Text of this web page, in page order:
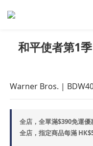
和平使者第1
Warner Bros. |
全店，全單滿$390免運
全店，指定商品每滿